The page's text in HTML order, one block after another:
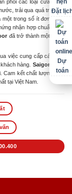
phối các loại cửa & nội
trải qua quá trình nỗ
trong số ít đơn vị có
nhận hợp chuẩn hợp
đã trở thành một trong
việc cung cấp các sản
hàng. SaigonDoor
Cam kết chất lượng dịch
tại Việt Nam.
Đặt
Dự
toán